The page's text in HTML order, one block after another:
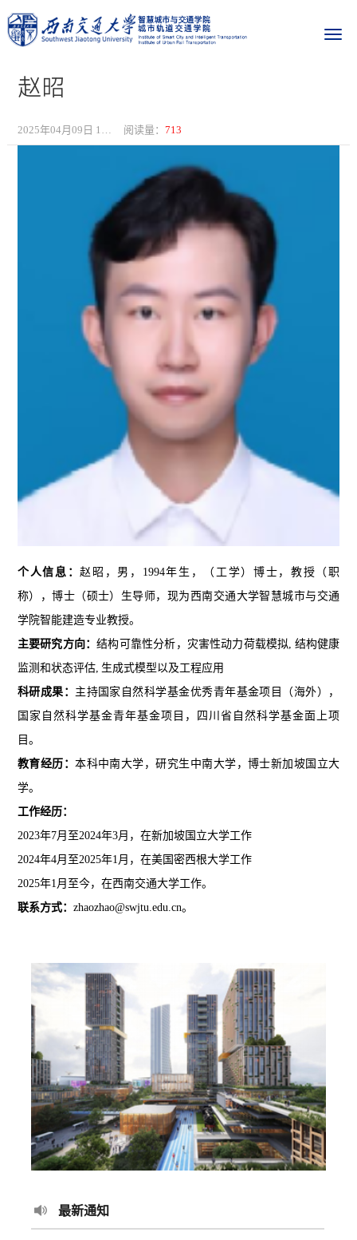
赵昭
阅读量：713
个人信息：赵昭，男，1994年生，（工学）博士，教授（职
称），博士（硕士）生导师，现为西南交通大学智慧城市与交通
学院智能建造专业教授。
主要研究方向：结构可靠性分析，灾害性动力荷载模拟, 结构健康
监测和状态评估, 生成式模型以及工程应用
科研成果： 主持国家自然科学基金优秀青年基金项目（海外），
国家自然科学基金青年基金项目，四川省自然科学基金面上项
目。
教育经历：本科中南大学，研究生中南大学，博士新加坡国立大
学。
工作经历：
2023年7月至2024年3月，在新加坡国立大学工作
2024年4月至2025年1月，在美国密西根大学工作
2025年1月至今，在西南交通大学工作。
联系方式： zhaozhao@swjtu.edu.cn。
最新通知